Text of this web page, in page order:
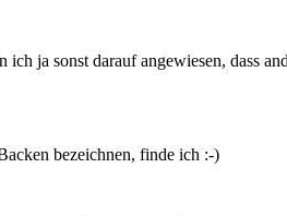
ja sonst darauf angewiesen, dass
bezeichnen, finde ich :-)